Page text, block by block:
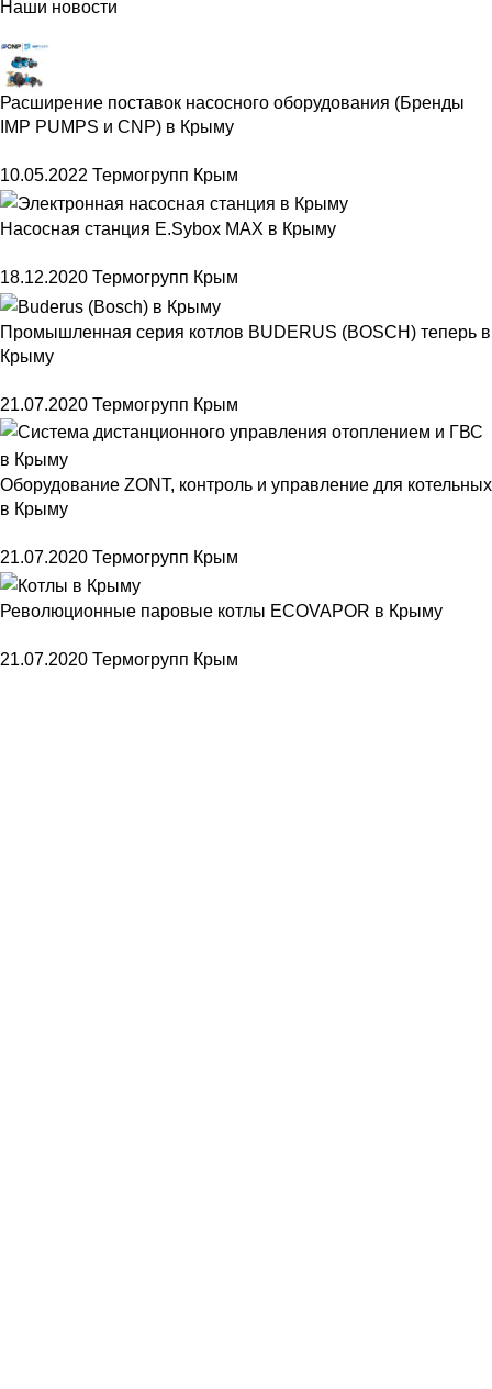
Наши новости
Расширение поставок насосного оборудования (Бренды
IMP PUMPS и CNP) в Крыму
10.05.2022 Термогрупп Крым
Насосная станция E.Sybox MAX в Крыму
18.12.2020 Термогрупп Крым
Промышленная серия котлов BUDERUS (BOSCH) теперь в
Крыму
21.07.2020 Термогрупп Крым
Оборудование ZONT, контроль и управление для котельных
в Крыму
21.07.2020 Термогрупп Крым
Революционные паровые котлы ECOVAPOR в Крыму
21.07.2020 Термогрупп Крым